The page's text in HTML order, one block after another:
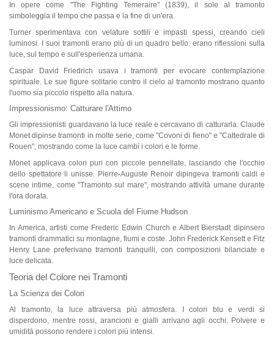
In opere come "The Fighting Temeraire" (1839), il sole al tramonto
simboleggia il tempo che passa e la fine di un'era.
Turner sperimentava con velature sottili e impasti spessi, creando cieli
luminosi. I suoi tramonti erano più di un quadro bello: erano riflessioni sulla
luce, sul tempo e sull'esperienza umana.
Caspar David Friedrich usava i tramonti per evocare contemplazione
spirituale. Le sue figure solitarie contro il cielo al tramonto mostrano quanto
l'uomo sia piccolo rispetto alla natura.
Impressionismo: Catturare l'Attimo
Gli impressionisti guardavano la luce reale e cercavano di catturarla. Claude
Monet dipinse tramonti in molte serie, come "Covoni di fieno" e "Cattedrale di
Rouen", mostrando come la luce cambi i colori e le forme.
Monet applicava colori puri con piccole pennellate, lasciando che l'occhio
dello spettatore li unisse. Pierre-Auguste Renoir dipingeva tramonti caldi e
scene intime, come "Tramonto sul mare", mostrando attività umane durante
l'ora dorata.
Luminismo Americano e Scuola del Fiume Hudson
In America, artisti come Frederic Edwin Church e Albert Bierstadt dipinsero
tramonti drammatici su montagne, fiumi e coste. John Frederick Kensett e Fitz
Henry Lane preferivano tramonti tranquilli, con composizioni bilanciate e
luce delicata.
Teoria del Colore nei Tramonti
La Scienza dei Colori
Al tramonto, la luce attraversa più atmosfera. I colori blu e verdi si
disperdono, mentre rossi, arancioni e gialli arrivano agli occhi. Polvere e
umidità possono rendere i colori più intensi.